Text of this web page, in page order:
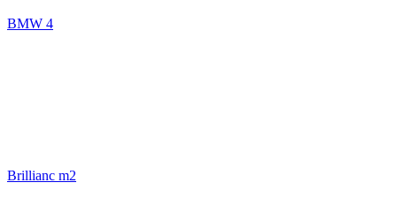
BMW 4
Brillianc m2